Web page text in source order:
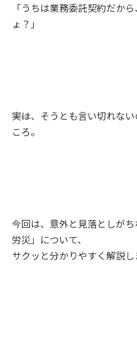
「うちは業務委託契約だか
ょ？」
――実は、そうとも言い切れな
ころ。
今回は、意外と見落としが
労災」について、
サクッと分かりやすく解説し